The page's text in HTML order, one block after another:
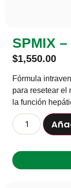
SPMIX
$1,550.00
Fórmula
para resetear el
la función